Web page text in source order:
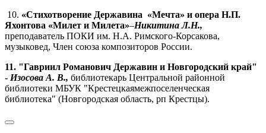
10. «Стихотворение Державина «Мечта» и опера Н.П.
Яхонтова «Милет и Милета»–Никитина Л.Н.,
преподаватель ПОКИ им. Н.А. Римского-Корсакова,
музыковед, Член союза композиторов России.
11. "Гавриил Романович Державин и Новгородский край"
- Изосова А. В., библиотекарь Центральной районной
библиотеки МБУК "Крестецкаямежпоселенческая
библиотека" (Новгородская область, рп Крестцы).